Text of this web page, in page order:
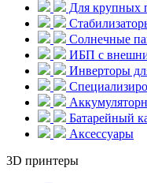
Для крупных
Солнечные
ИБП с
Инверторы
Батарейный
Аксессуары
3D принтеры